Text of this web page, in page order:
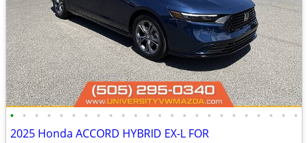
• • • • • • • • • • • • • • • • • • • • • • • •
2025 Honda ACCORD HYBRID EX-L FOR